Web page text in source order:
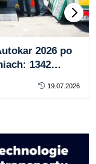
2026 po
1342
19.07.2026